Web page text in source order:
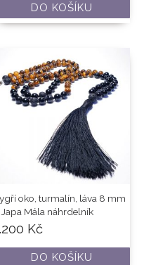
DO KOŠÍKU
oko, turmalín, láva 8 mm
Japa Mála náhrdelník
Kč
DO KOŠÍKU